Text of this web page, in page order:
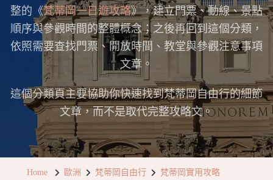
整的《梵蒂岡一日遊攻略》，建立門票、動線、景點
順序與參觀時間的整體概念；之後再回到這個分類，
依照需要查找門票、開放時間、教堂與參觀注意事項
文章。
這個分類頁主要協助你快速找到梵蒂岡自由行的細節
文章，而不是取代完整攻略文。
Home 歐洲 梵蒂岡自由行 梵蒂岡實用攻略